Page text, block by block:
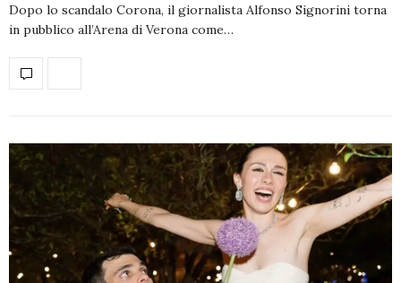
Dopo lo scandalo Corona, il giornalista Alfonso Signorini torna
in pubblico all’Arena di Verona come…